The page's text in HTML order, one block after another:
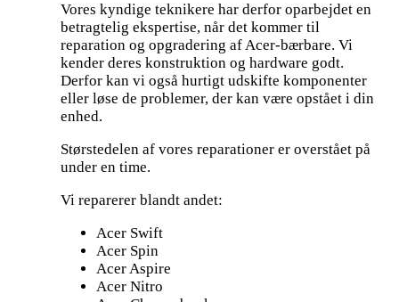
Vores kyndige teknikere har derfor oparbejdet en
betragtelig ekspertise, når det kommer til
reparation og opgradering af Acer-bærbare. Vi
kender deres konstruktion og hardware godt.
Derfor kan vi også hurtigt udskifte komponenter
eller løse de problemer, der kan være opstået i din
enhed.
Størstedelen af vores reparationer er overstået på
under en time.
Vi reparerer blandt andet:
Acer Swift
Acer Spin
Acer Aspire
Acer Nitro